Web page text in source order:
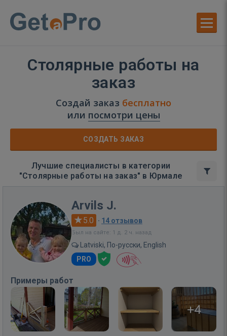
Столярные работы на
заказ
Создай заказ бесплатно
или посмотри цены
СОЗДАТЬ ЗАКАЗ
Лучшие специалисты в категории
"Столярные работы на заказ" в Юрмале
Arvils J.
5.0 · 14 отзывов
Был на сайте: 1 д. 2 ч. назад
Latviski, По-русски, English
PRO
Примеры работ
+4